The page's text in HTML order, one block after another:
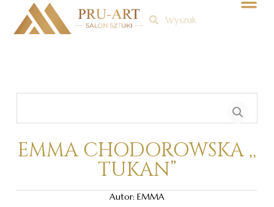
SzukajSzukaj
EMMA CHODOROWSKA ,,
TUKAN”
Autor: EMMA